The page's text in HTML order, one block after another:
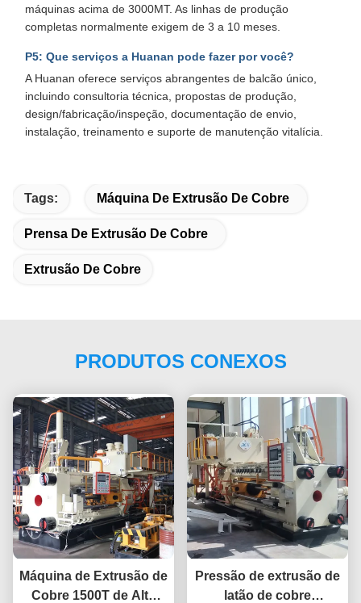
máquinas acima de 3000MT. As linhas de produção
completas normalmente exigem de 3 a 10 meses.
P5: Que serviços a Huanan pode fazer por você?
A Huanan oferece serviços abrangentes de balcão único,
incluindo consultoria técnica, propostas de produção,
design/fabricação/inspeção, documentação de envio,
instalação, treinamento e suporte de manutenção vitalícia.
Tags: Máquina De Extrusão De Cobre
Prensa De Extrusão De Cobre
Extrusão De Cobre
PRODUTOS CONEXOS
Máquina de Extrusão de
Cobre 1500T de Alta
Pressão de extrusão de
latão de cobre